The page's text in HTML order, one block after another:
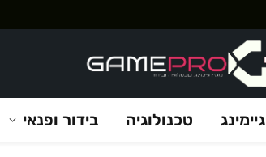
גיימינג טכנולוגיה בידור ופנאי